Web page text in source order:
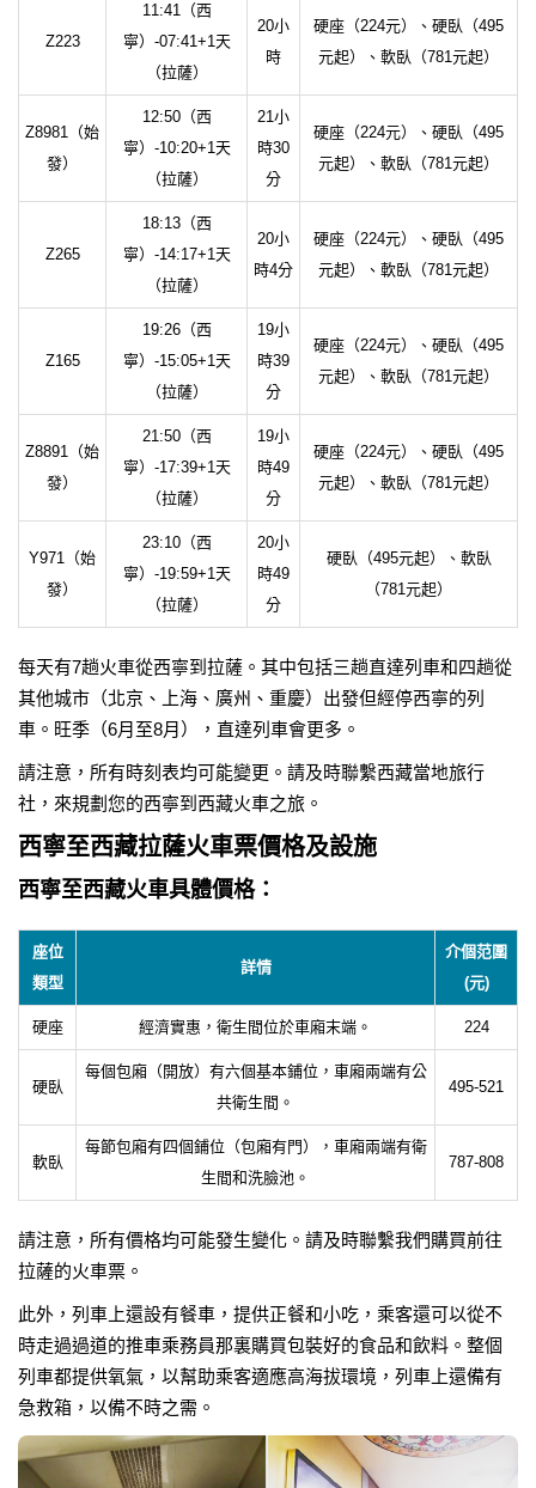
Z223
11:41（西
寧）-07:41+1天
（拉薩）
20小
時
硬座（224元）、硬臥（495
元起）、軟臥（781元起）
Z8981（始
發）
12:50（西
寧）-10:20+1天
（拉薩）
21小
時30
分
硬座（224元）、硬臥（495
元起）、軟臥（781元起）
Z265
18:13（西
寧）-14:17+1天
（拉薩）
20小
時4分
硬座（224元）、硬臥（495
元起）、軟臥（781元起）
Z165
19:26（西
寧）-15:05+1天
（拉薩）
19小
時39
分
硬座（224元）、硬臥（495
元起）、軟臥（781元起）
Z8891（始
發）
21:50（西
寧）-17:39+1天
（拉薩）
19小
時49
分
硬座（224元）、硬臥（495
元起）、軟臥（781元起）
Y971（始
發）
23:10（西
寧）-19:59+1天
（拉薩）
20小
時49
分
硬臥（495元起）、軟臥
（781元起）
每天有7趟火車從西寧到拉薩。其中包括三趟直達列車和四趟從
其他城市（北京、上海、廣州、重慶）出發但經停西寧的列
車。旺季（6月至8月），直達列車會更多。
請注意，所有時刻表均可能變更。請及時聯繫西藏當地旅行
社，來規劃您的西寧到西藏火車之旅。
西寧至西藏拉薩火車票價格及設施
西寧至西藏火車具體價格：
座位
類型
詳情
介個范圍
(元)
硬座 經濟實惠，衛生間位於車廂末端。 224
硬臥
每個包廂（開放）有六個基本鋪位，車廂兩端有公
共衛生間。
495-521
軟臥
每節包廂有四個鋪位（包廂有門），車廂兩端有衛
生間和洗臉池。
787-808
請注意，所有價格均可能發生變化。請及時聯繫我們購買前往
拉薩的火車票。
此外，列車上還設有餐車，提供正餐和小吃，乘客還可以從不
時走過過道的推車乘務員那裏購買包裝好的食品和飲料。整個
列車都提供氧氣，以幫助乘客適應高海拔環境，列車上還備有
急救箱，以備不時之需。